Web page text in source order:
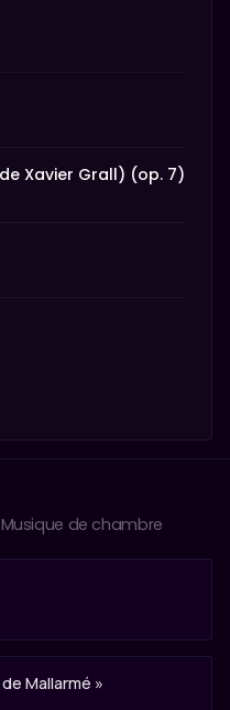
Xavier Grall) (op. 7)
Musique de chambre
Mallarmé »